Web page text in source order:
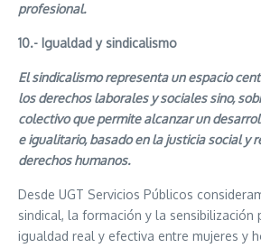
profesional.
10.- Igualdad y sindicalismo
El sindicalismo representa un espacio
los derechos laborales y sociales sino,
colectivo que permite alcanzar un
e igualitario, basado en la justicia social y
derechos humanos.
Desde UGT Servicios Públicos
sindical, la formación y la sensibilización
igualdad real y efectiva entre mujeres y